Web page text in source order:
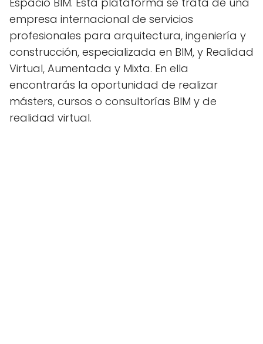
empresa internacional de servicios
profesionales para arquitectura, ingeniería y
construcción, especializada en BIM, y Realidad
Virtual, Aumentada y Mixta. En ella
encontrarás la oportunidad de realizar
másters, cursos o consultorías BIM y de
realidad virtual.